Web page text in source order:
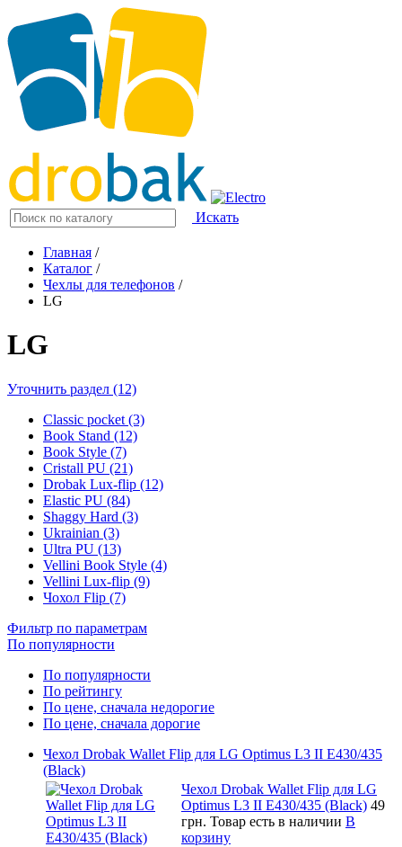
Искать
Главная /
Каталог /
Чехлы для телефонов /
LG
LG
Уточнить раздел (12)
Classic pocket (3)
Book Stand (12)
Book Style (7)
Cristall PU (21)
Drobak Lux-flip (12)
Elastic PU (84)
Shaggy Hard (3)
Ukrainian (3)
Ultra PU (13)
Vellini Book Style (4)
Vellini Lux-flip (9)
Чохол Flip (7)
Фильтр по параметрам
По популярности
По популярности
По рейтингу
По цене, сначала недорогие
По цене, сначала дорогие
Чехол Drobak Wallet Flip для LG Optimus L3 II E430/435
(Black)
Чехол Drobak Wallet Flip для LG
Optimus L3 II E430/435 (Black) 49
грн. Товар есть в наличии В
корзину